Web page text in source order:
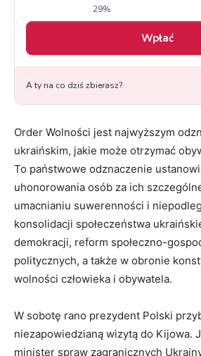
Order Wolności jest najwyższym
ukraińskim, jakie może otrzymać
To państwowe odznaczenie
uhonorowania osób za ich
umacnianiu suwerenności i
konsolidacji społeczeństwa
demokracji, reform społeczno-
politycznych, a także w obronie
wolności człowieka i obywatela.
W sobotę rano prezydent Polski
niezapowiedzianą wizytą do Kijowa.
minister spraw zagranicznych